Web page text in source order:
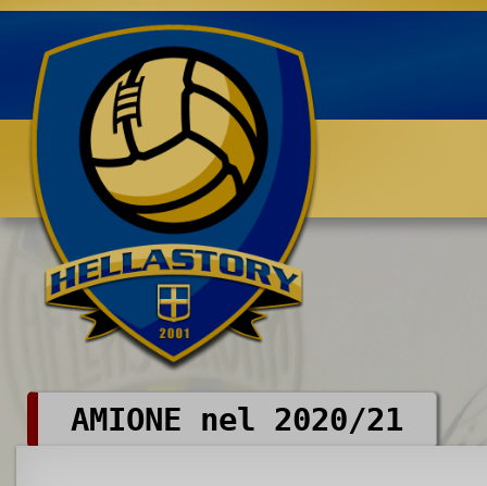
Benvenuti su HELLASTORY.net
AMIONE nel 2020/21